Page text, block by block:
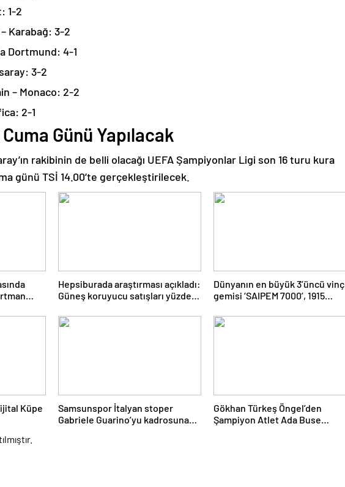
1-2
Karabağ: 3-2
Dortmund: 4-1
3-2
– Monaco: 2-2
2-1
Günü Yapılacak
rakibinin de belli olacağı UEFA Şampiyonlar Ligi son 16 turu kura
günü TSİ 14.00’te gerçekleştirilecek.
Hepsiburada araştırması açıkladı:
Güneş koruyucu satışları yüzde
Dünyanın en büyük 3’üncü vinç
gemisi ‘SAIPEM 7000’, 1915
geçti
Küpe
Samsunspor İtalyan stoper
Gabriele Guarino’yu kadrosuna
Gökhan Türkeş Öngel’den
Şampiyon Atlet Ada Buse